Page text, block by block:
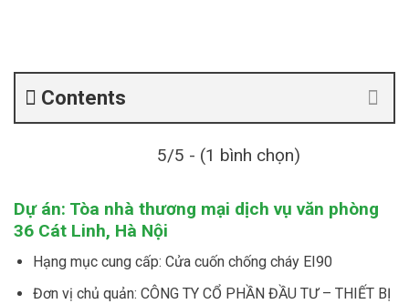
Contents
5/5 - (1 bình chọn)
Dự án: Tòa nhà thương mại dịch vụ văn phòng
36 Cát Linh, Hà Nội
Hạng mục cung cấp: Cửa cuốn chống cháy EI90
Đơn vị chủ quản: CÔNG TY CỔ PHẦN ĐẦU TƯ – THIẾT BỊ